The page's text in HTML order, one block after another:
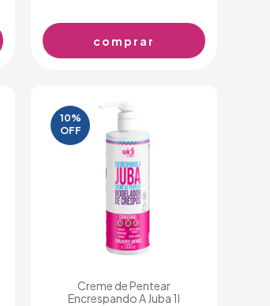
10%
OFF
Creme de Pentear
Encrespando A Juba 1l